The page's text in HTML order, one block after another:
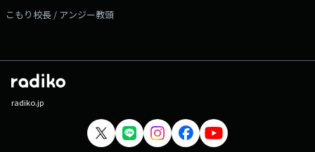
選択が、かつてない“ビッグ・スクール・データ”を完成させる…！ さ
あ、選ぶのはどっち？ 番組Webサイト：
は「#スクールオブロック」 Xアカウントは「@sol_info」
こもり校長 / アンジー教頭
radiko.jp